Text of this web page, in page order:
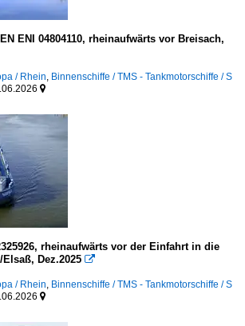
ENI 04804110, rheinaufwärts vor Breisach,
/ Rhein Binnenschiffe / TMS - Tankmotorschiffe / S

rheinaufwärts vor der Einfahrt in die
Dez.2025 
/ Rhein Binnenschiffe / TMS - Tankmotorschiffe / S
